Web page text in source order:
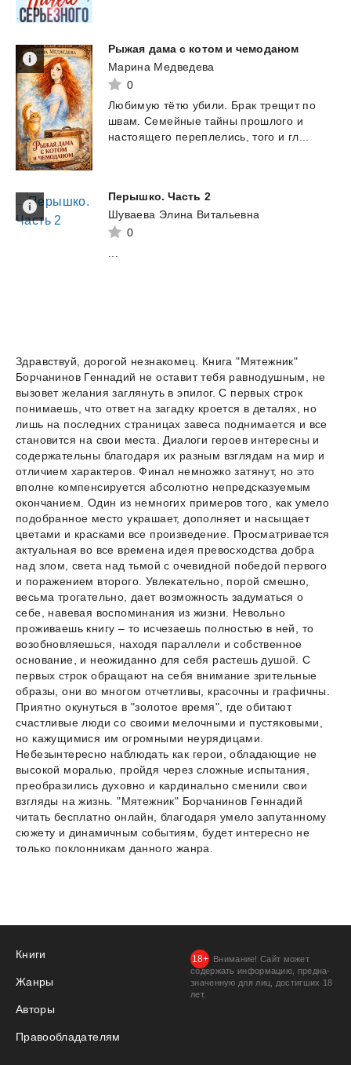
Рыжая дама с котом и чемоданом
Марина Медведева
0
Любимую тëтю убили. Брак трещит по
швам.
Семейные тайны прошлого и
настоящего переплелись, того и гл...
Перышко. Часть 2
Шуваева Элина Витальевна
0
Здравствуй, дорогой незнакомец. Книга "Мятежник"
Борчанинов Геннадий не оставит тебя равнодушным, не
вызовет желания заглянуть в эпилог. С первых строк
понимаешь, что ответ на загадку кроется в деталях, но
лишь на последних страницах завеса поднимается и все
становится на свои места. Диалоги героев интересны и
содержательны благодаря их разным взглядам на мир и
отличием характеров. Финал немножко затянут, но это
вполне компенсируется абсолютно непредсказуемым
окончанием. Один из немногих примеров того, как умело
подобранное место украшает, дополняет и насыщает
цветами и красками все произведение. Просматривается
актуальная во все времена идея превосходства добра
над злом, света над тьмой с очевидной победой первого
и поражением второго. Увлекательно, порой смешно,
весьма трогательно, дает возможность задуматься о
себе, навевая воспоминания из жизни. Невольно
проживаешь книгу – то исчезаешь полностью в ней, то
возобновляешься, находя параллели и собственное
основание, и неожиданно для себя растешь душой. С
первых строк обращают на себя внимание зрительные
образы, они во многом отчетливы, красочны и графичны.
Приятно окунуться в "золотое время", где обитают
счастливые люди со своими мелочными и пустяковыми,
но кажущимися им огромными неурядицами.
Небезынтересно наблюдать как герои, обладающие не
высокой моралью, пройдя через сложные испытания,
преобразились духовно и кардинально сменили свои
взгляды на жизнь. "Мятежник" Борчанинов Геннадий
читать бесплатно онлайн, благодаря умело запутанному
сюжету и динамичным событиям, будет интересно не
только поклонникам данного жанра.
Книги
Жанры
Авторы
Правообладателям
Внимание! Сайт может
содержать информацию, предна­
значенную для лиц, дости­гших 18
лет.